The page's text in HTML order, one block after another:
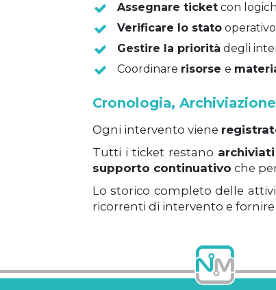
Assegnare ticket con
Verificare lo stato
Gestire la priorità degli
Coordinare risorse e
Cronologia,
Ogni intervento viene
Tutti i ticket restano
supporto continuativo che
Lo storico completo delle
ricorrenti di intervento e